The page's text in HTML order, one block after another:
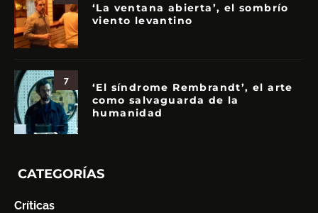
‘La ventana abierta’, el sombrío
viento levantino
7
‘El síndrome Rembrandt’, el arte
como salvaguarda de la
humanidad
CATEGORÍAS
Críticas